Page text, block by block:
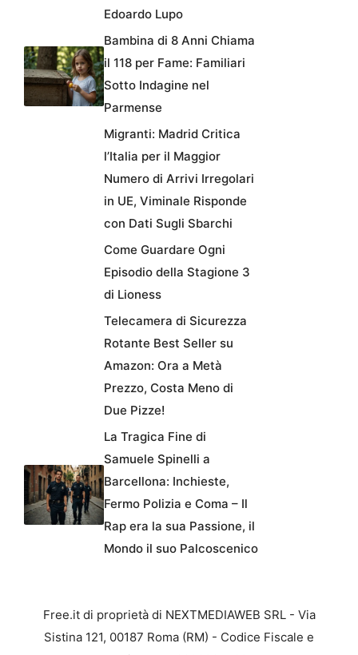
Edoardo Lupo
Bambina di 8 Anni Chiama
il 118 per Fame: Familiari
Sotto Indagine nel
Parmense
Migranti: Madrid Critica
l’Italia per il Maggior
Numero di Arrivi Irregolari
in UE, Viminale Risponde
con Dati Sugli Sbarchi
Come Guardare Ogni
Episodio della Stagione 3
di Lioness
Telecamera di Sicurezza
Rotante Best Seller su
Amazon: Ora a Metà
Prezzo, Costa Meno di
Due Pizze!
La Tragica Fine di
Samuele Spinelli a
Barcellona: Inchieste,
Fermo Polizia e Coma – Il
Rap era la sua Passione, il
Mondo il suo Palcoscenico
Free.it di proprietà di NEXTMEDIAWEB SRL - Via
Sistina 121, 00187 Roma (RM) - Codice Fiscale e